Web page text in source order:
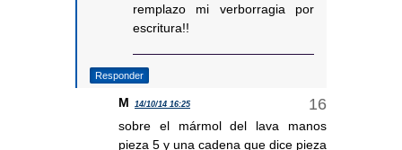
remplazo mi verborragia por
escritura!!
Responder
M 14/10/14 16:25
sobre el mármol del lava manos
pieza 5 y una cadena que dice pieza